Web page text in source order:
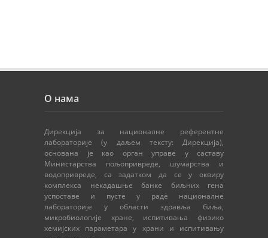
О нама
Дирекција за националне референтне
лабораторије (у даљем тексту: Дирекција),
основана је као орган управе у саставу
Министарства пољопривреде, шумарства и
водопривреде, са задатком да се у оквиру
комплекса некадашње банке биљних гена
успоставе и пусте у раде националне
лабораторије у области здравља биља,
микробиологије хране, испитивања физико
хемијских параметара у храни и испитивању